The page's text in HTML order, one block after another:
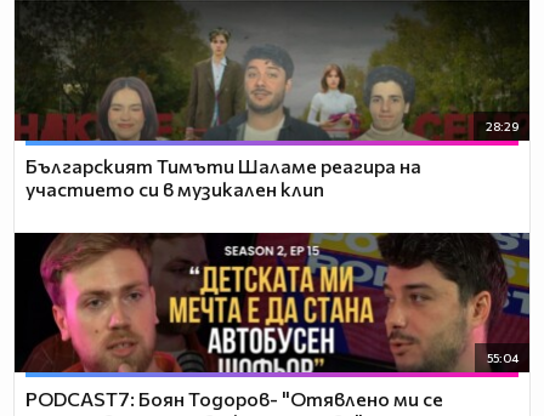
28:29
Българският Тимъти Шаламе реагира на
участието си в музикален клип
55:04
PODCAST7: ‪Боян Тодоров- "Отявлено ми се